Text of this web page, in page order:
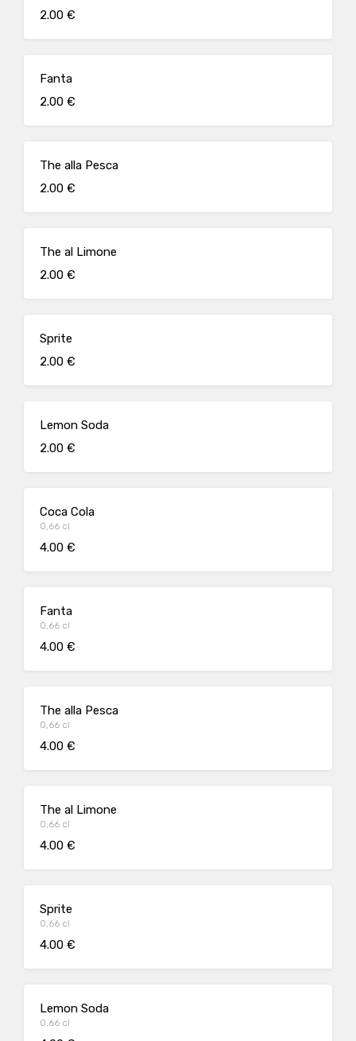
2.00 €
Fanta
2.00 €
The alla Pesca
2.00 €
The al Limone
2.00 €
Sprite
2.00 €
Lemon Soda
2.00 €
Coca Cola
0,66 cl
4.00 €
Fanta
0,66 cl
4.00 €
The alla Pesca
0,66 cl
4.00 €
The al Limone
0,66 cl
4.00 €
Sprite
0,66 cl
4.00 €
Lemon Soda
0,66 cl